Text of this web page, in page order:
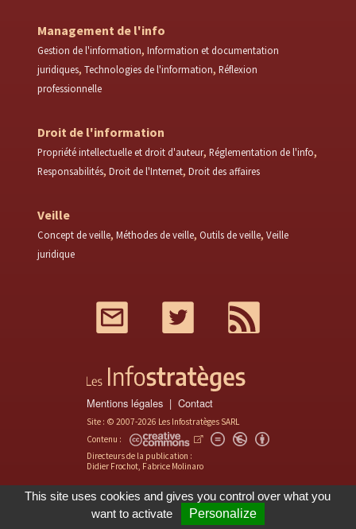
Management de l'info
Gestion de l'information Information et documentation
juridiques Technologies de l'information Réflexion
professionnelle
Droit de l'information
Propriété intellectuelle et droit d'auteur Réglementation de l'info
Responsabilités Droit de l'Internet Droit des affaires
Veille
Concept de veille Méthodes de veille Outils de veille Veille
juridique
Twitter
Mentions légales Contact
Site : © 2007-2026 Les Infostratèges SARL
Contenu :
Directeurs de la publication :
Didier Frochot, Fabrice Molinaro
This site uses cookies and gives you control over what you
want to activate
Personalize